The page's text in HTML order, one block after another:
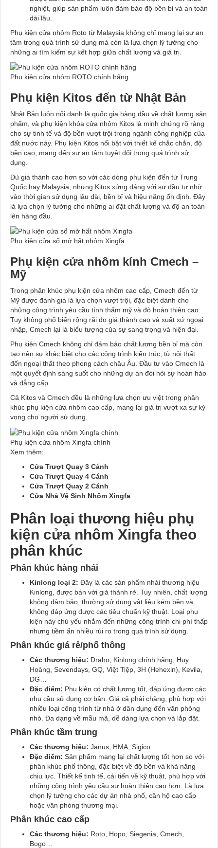
nghiệt, giúp sản phẩm luôn đảm bảo độ bền bỉ và an toàn
dài lâu.
Phụ kiện cửa nhôm Roto từ Malaysia không chỉ mang lại sự an
tâm trong quá trình sử dụng mà còn là lựa chọn lý tưởng cho
những ai tìm kiếm sự kết hợp giữa chất lượng và giá trị.
Phụ kiện cửa nhôm ROTO chính hãng
Phụ kiện Kitos đến từ Nhật Bản
Nhật Bản luôn nổi danh là quốc gia hàng đầu về chất lượng sản
phẩm, và phụ kiện khóa cửa nhôm Kitos là minh chứng rõ ràng
cho sự tinh tế và độ bền vượt trội trong ngành công nghiệp của
đất nước này. Phụ kiện Kitos nổi bật với thiết kế chắc chắn, độ
bền cao, mang đến sự an tâm tuyệt đối trong quá trình sử
dụng.
Dù giá thành cao hơn so với các dòng phụ kiện đến từ Trung
Quốc hay Malaysia, nhưng Kitos xứng đáng với sự đầu tư nhờ
vào thời gian sử dụng lâu dài, bền bỉ và hiệu năng ổn định. Đây
là lựa chọn lý tưởng cho những ai đặt chất lượng và độ an toàn
lên hàng đầu.
Phụ kiện cửa sổ mở hất nhôm Xingfa
Phụ kiện cửa nhôm kính Cmech –
Mỹ
Trong phân khúc phụ kiện cửa nhôm cao cấp, Cmech đến từ
Mỹ được đánh giá là lựa chọn vượt trội, đặc biệt dành cho
những công trình yêu cầu tính thẩm mỹ và độ hoàn thiện cao.
Tuy không phổ biến rộng rãi do giá thành cao và xuất xứ ngoại
nhập, Cmech lại là biểu tượng của sự sang trọng và hiện đại.
Phụ kiện Cmech không chỉ đảm bảo chất lượng bền bỉ mà còn
tạo nên sự khác biệt cho các công trình kiến trúc, từ nội thất
đến ngoại thất theo phong cách châu Âu. Đầu tư vào Cmech là
một quyết định sáng suốt cho những dự án đòi hỏi sự hoàn hảo
và đẳng cấp.
Cả Kitos và Cmech đều là những lựa chọn ưu việt trong phân
khúc phụ kiện cửa nhôm cao cấp, mang lại giá trị vượt xa sự kỳ
vọng cho người sử dụng.
Phụ kiện cửa nhôm Xingfa chính
Xem thêm:
Cửa Trượt Quay 3 Cánh
Cửa Trượt Quay 4 Cánh
Cửa Trượt Quay 2 Cánh
Cửa Nhà Vệ Sinh Nhôm Xingfa
Phân loại thương hiệu phụ
kiện cửa nhôm Xingfa theo
phân khúc
Phân khúc hàng nhái
Kinlong loại 2: Đây là các sản phẩm nhái thương hiệu
Kinlong, được bán với giá thành rẻ. Tuy nhiên, chất lượng
không đảm bảo, thường sử dụng vật liệu kém bền và
không đáp ứng được các tiêu chuẩn kỹ thuật. Loại phụ
kiện này chủ yếu nhắm đến những công trình chi phí thấp
nhưng tiềm ẩn nhiều rủi ro trong quá trình sử dụng.
Phân khúc giá rẻ/phổ thông
Các thương hiệu: Draho, Kinlong chính hãng, Huy
Hoàng, Sevendays, GQ, Việt Tiệp, 3H (Hehexin), Kevila,
DG…
Đặc điểm: Phụ kiện có chất lượng tốt, đáp ứng được các
nhu cầu sử dụng cơ bản. Giá cả phải chăng, phù hợp với
nhiều loại công trình từ nhà ở dân dụng đến văn phòng
nhỏ. Đa dạng về mẫu mã, dễ dàng lựa chọn và lắp đặt.
Phân khúc tầm trung
Các thương hiệu: Janus, HMA, Sigico…
Đặc điểm: Sản phẩm mang lại chất lượng tốt hơn so với
phân khúc phổ thông, đặc biệt về độ bền và khả năng
chịu lực. Thiết kế tinh tế, cải tiến về kỹ thuật, phù hợp với
những công trình yêu cầu sự hoàn thiện cao hơn. Là lựa
chọn lý tưởng cho các dự án nhà phố, căn hộ cao cấp
hoặc văn phòng thương mại.
Phân khúc cao cấp
Các thương hiệu: Roto, Hopo, Siegenia, Cmech,
Bogo…